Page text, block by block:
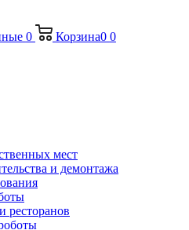
0 Корзина0 0
мест
и демонтажа
ресторанов